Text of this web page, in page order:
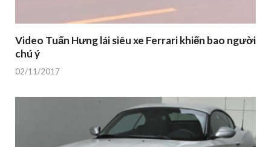
Video Tuấn Hưng lái siêu xe Ferrari khiến bao người
chú ý
02/11/2017